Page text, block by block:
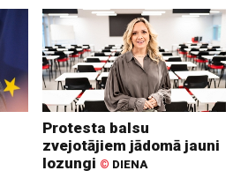
Protesta balsu
zvejotājiem jādomā jauni
lozungi © DIENA